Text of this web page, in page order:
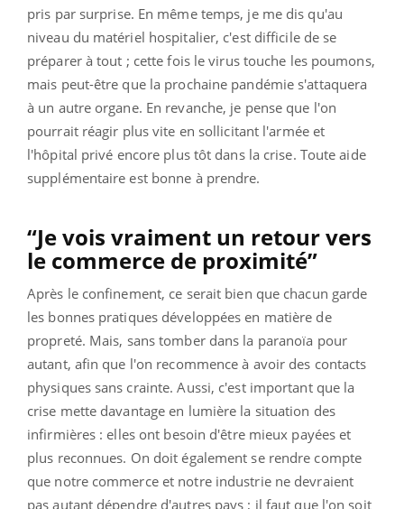
pris par surprise. En même temps, je me dis qu'au
niveau du matériel hospitalier, c'est difficile de se
préparer à tout ; cette fois le virus touche les poumons,
mais peut-être que la prochaine pandémie s'attaquera
à un autre organe. En revanche, je pense que l'on
pourrait réagir plus vite en sollicitant l'armée et
l'hôpital privé encore plus tôt dans la crise. Toute aide
supplémentaire est bonne à prendre.
“Je vois vraiment un retour vers
le commerce de proximité”
Après le confinement, ce serait bien que chacun garde
les bonnes pratiques développées en matière de
propreté. Mais, sans tomber dans la paranoïa pour
autant, afin que l'on recommence à avoir des contacts
physiques sans crainte. Aussi, c'est important que la
crise mette davantage en lumière la situation des
infirmières : elles ont besoin d'être mieux payées et
plus reconnues. On doit également se rendre compte
que notre commerce et notre industrie ne devraient
pas autant dépendre d'autres pays ; il faut que l'on soit